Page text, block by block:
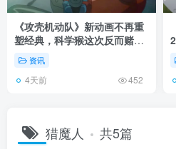
《攻壳机动队》新动画不再重
塑经典，科学猴这次反而赌对
了！资讯
4天前 452
猎魔人 共5篇